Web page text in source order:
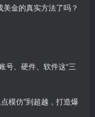
金的真实方法了吗？
、硬件、软件这“三
模仿”到超越，打造爆